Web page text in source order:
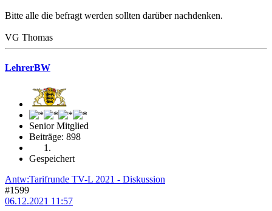
Bitte alle die befragt werden sollten darüber nachdenken.
VG Thomas
LehrerBW
Senior Mitglied
Beiträge: 898
Gespeichert
Antw:Tarifrunde TV-L 2021 - Diskussion
#1599
06.12.2021 11:57